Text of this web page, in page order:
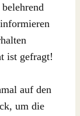
ist gefragt!
auf den
um die